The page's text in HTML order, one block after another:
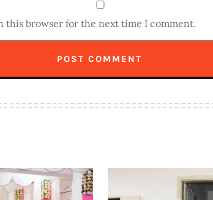
this browser for the next time I comment.